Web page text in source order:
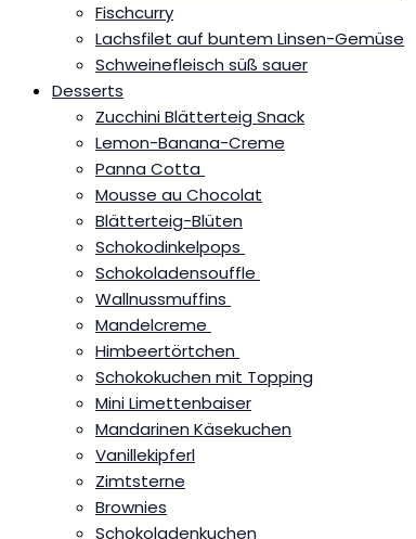
Fischcurry
Lachsfilet auf buntem Linsen-Gemüse
Schweinefleisch süß sauer
Desserts
Zucchini Blätterteig Snack
Lemon-Banana-Creme
Panna Cotta
Mousse au Chocolat
Blätterteig-Blüten
Schokodinkelpops
Schokoladensouffle
Wallnussmuffins
Mandelcreme
Himbeertörtchen
Schokokuchen mit Topping
Mini Limettenbaiser
Mandarinen Käsekuchen
Vanillekipferl
Zimtsterne
Brownies
Schokoladenkuchen